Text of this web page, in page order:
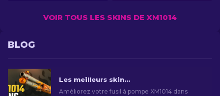
VOIR TOUS LES SKINS DE XM1014
BLOG
Les meilleurs skins XM1014 dans CS2 [2026]
Améliorez votre fusil à pompe XM1014 dans